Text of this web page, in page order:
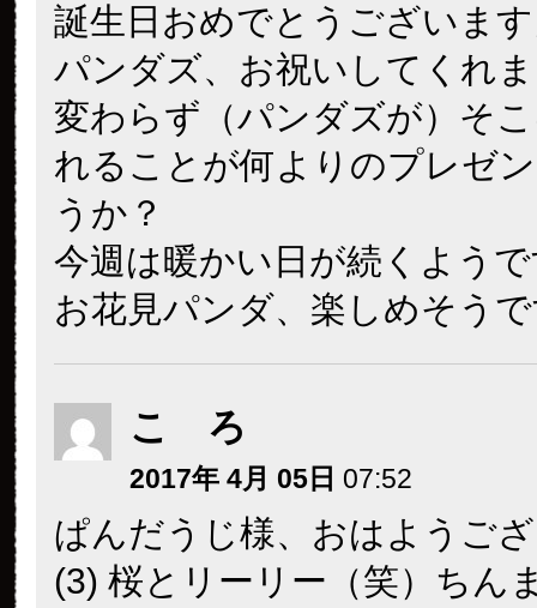
誕生日おめでとうございま
パンダズ、お祝いしてくれ
変わらず（パンダズが）そ
れることが何よりのプレゼ
うか？
今週は暖かい日が続くよう
お花見パンダ、楽しめそう
こ ろ
2017年 4月 05日 07:52
ぱんだうじ様、おはようご
(3) 桜とリーリー（笑）ちん